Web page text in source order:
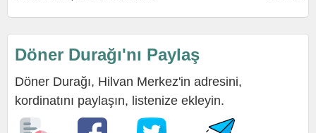
Döner Durağı'nı Paylaş
Döner Durağı, Hilvan Merkez'in adresini,
kordinatını paylaşın, listenize ekleyin.